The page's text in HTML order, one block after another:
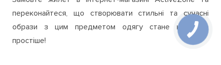
переконайтеся, що створювати стильні та сучасні
образи з цим предметом одягу стане набагато
простіше!